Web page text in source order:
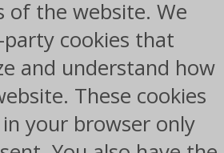
of the website. We
cookies that
and understand how
These cookies
your browser only